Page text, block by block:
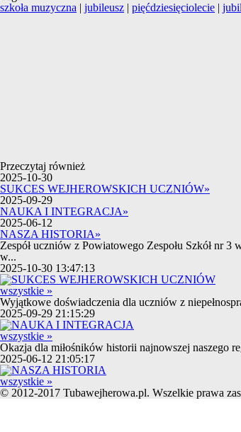
szkoła muzyczna | jubileusz | pięćdziesięciolecie |
Przeczytaj również
2025-10-30
SUKCES WEJHEROWSKICH UCZNIÓW»
2025-09-29
NAUKA I INTEGRACJA»
2025-06-12
NASZA HISTORIA»
Zespół uczniów z Powiatowego Zespołu Szkół nr
w...
2025-10-30 13:47:13
wszystkie »
Wyjątkowe doświadczenia dla uczniów z
2025-09-29 21:15:29
wszystkie »
Okazja dla miłośników historii najnowszej naszego
2025-06-12 21:05:17
wszystkie »
© 2012-2017 Tubawejherowa.pl. Wszelkie prawa